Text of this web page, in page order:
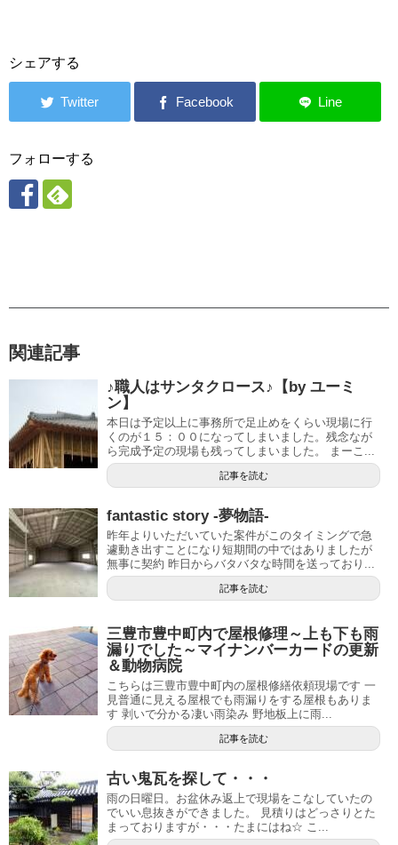
シェアする
フォローする
関連記事
♪職人はサンタクロース♪【by ユーミ
ン】
本日は予定以上に事務所で足止めをくらい現場に行
くのが１５：００になってしまいました。残念なが
ら完成予定の現場も残ってしまいました。 まーこ...
記事を読む
fantastic story -夢物語-
昨年よりいただいていた案件がこのタイミングで急
遽動き出すことになり短期間の中ではありましたが
無事に契約 昨日からバタバタな時間を送っており...
記事を読む
三豊市豊中町内で屋根修理～上も下も雨
漏りでした～マイナンバーカードの更新
＆動物病院
こちらは三豊市豊中町内の屋根修繕依頼現場です 一
見普通に見える屋根でも雨漏りをする屋根もありま
す 剥いで分かる凄い雨染み 野地板上に雨...
記事を読む
古い鬼瓦を探して・・・
雨の日曜日。お盆休み返上で現場をこなしていたの
でいい息抜きができました。 見積りはどっさりとた
まっておりますが・・・たまにはね☆ こ...